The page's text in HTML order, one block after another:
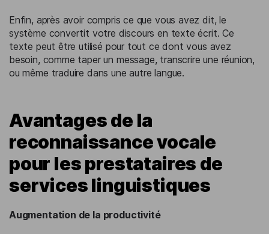
Enfin, après avoir compris ce que vous avez dit, le
système convertit votre discours en texte écrit. Ce
texte peut être utilisé pour tout ce dont vous avez
besoin, comme taper un message, transcrire une réunion,
ou même traduire dans une autre langue.
Avantages de la
reconnaissance vocale
pour les prestataires de
services linguistiques
Augmentation de la productivité